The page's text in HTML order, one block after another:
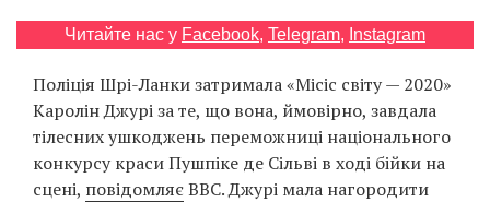
Читайте нас у Facebook, Telegram, Instagram
Поліція Шрі-Ланки затримала «Місіс світу — 2020»
Каролін Джурі за те, що вона, ймовірно, завдала
тілесних ушкоджень переможниці національного
конкурсу краси Пушпіке де Сільві в ході бійки на
сцені, повідомляєBBC. Джурі мала нагородити